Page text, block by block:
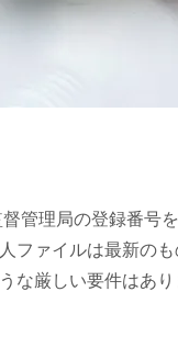
管理局の登録番
ァイルは最新の
厳しい要件はあり